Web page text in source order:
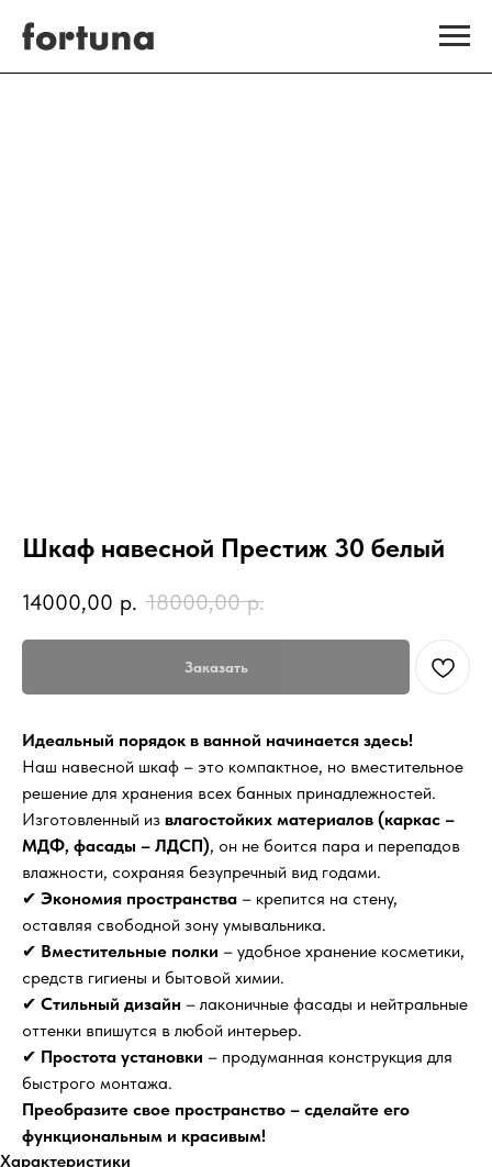
Шкаф навесной Престиж 30 белый
14000,00 р. 18000,00 р.
Заказать
Идеальный порядок в ванной начинается здесь!
Наш навесной шкаф – это компактное, но вместительное
решение для хранения всех банных принадлежностей.
Изготовленный из влагостойких материалов (каркас –
МДФ, фасады – ЛДСП), он не боится пара и перепадов
влажности, сохраняя безупречный вид годами.
✔ Экономия пространства – крепится на стену,
оставляя свободной зону умывальника.
✔ Вместительные полки – удобное хранение косметики,
средств гигиены и бытовой химии.
✔ Стильный дизайн – лаконичные фасады и нейтральные
оттенки впишутся в любой интерьер.
✔ Простота установки – продуманная конструкция для
быстрого монтажа.
Преобразите свое пространство – сделайте его
функциональным и красивым!
Характеристики